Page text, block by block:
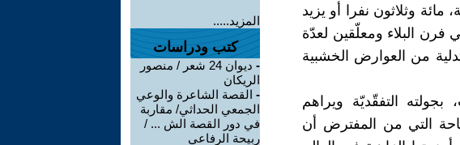
وثلاثون نفرا أو يزيد
فرن البلاء ومعلّقين لعدّة
من العوارض الخشبية
بجولته التفقّديّة ويراهم
التي من المفترض أن
المزيد.....
كتب ودراسات
-
ديوان 24 شعر / منصور
الريكان
- القصة الشاعرة والوعي
الجمعي الحداثي/ مقاربة
في دور القصة الش ... /
ربيحة الرفاعي